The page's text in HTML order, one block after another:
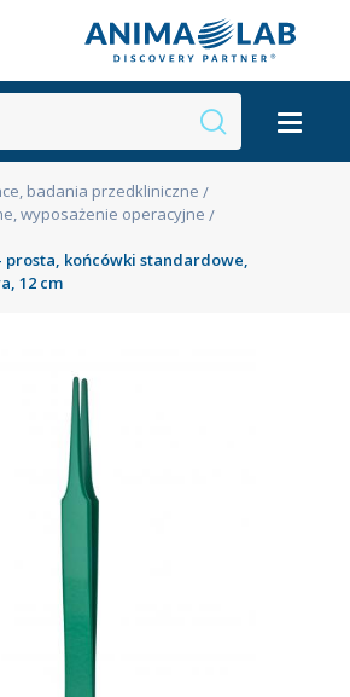
badania przedkliniczne
wyposażenie operacyjne
prosta, końcówki standardowe,
12 cm